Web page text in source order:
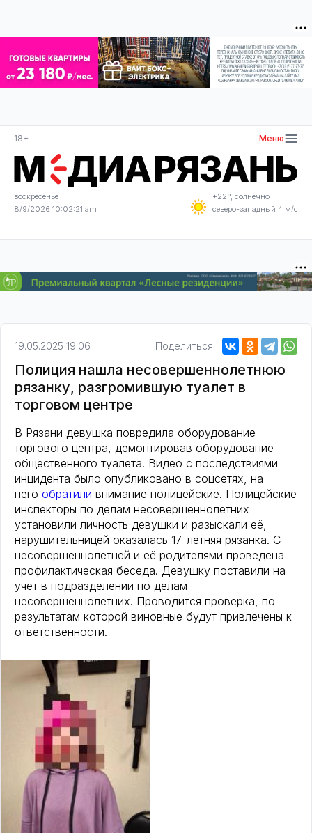
18+ Меню
воскресенье
8/9/2026 10:02:21 am
+22°, солнечно
северо-западный 4 м/с
19.05.2025 19:06 Поделиться:
Полиция нашла несовершеннолетнюю
рязанку, разгромившую туалет в
торговом центре
В Рязани девушка повредила оборудование
торгового центра, демонтировав оборудование
общественного туалета. Видео с последствиями
инцидента было опубликовано в соцсетях, на
него обратили внимание полицейские. Полицейские
инспекторы по делам несовершеннолетних
установили личность девушки и разыскали её,
нарушительницей оказалась 17-летняя рязанка. С
несовершеннолетней и её родителями проведена
профилактическая беседа. Девушку поставили на
учёт в подразделении по делам
несовершеннолетних. Проводится проверка, по
результатам которой виновные будут привлечены к
ответственности.